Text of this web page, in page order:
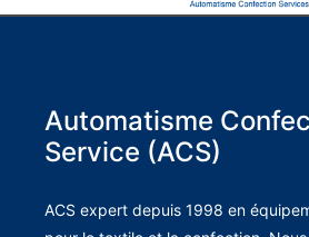
Automatisme
Service (ACS)
ACS expert depuis 1998 en